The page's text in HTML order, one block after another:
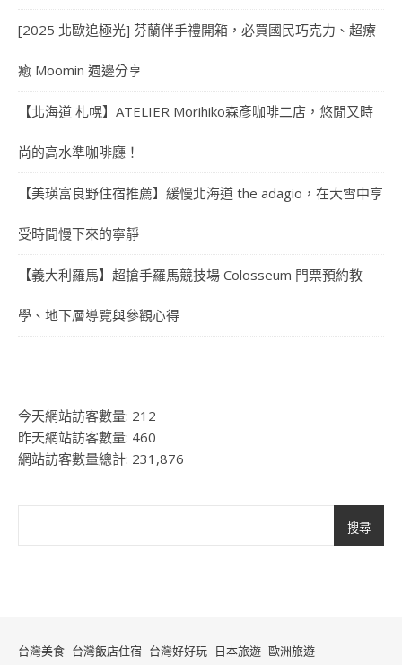
[2025 北歐追極光] 芬蘭伴手禮開箱，必買國民巧克力、超療
癒 Moomin 週邊分享
【北海道 札幌】ATELIER Morihiko森彥咖啡二店，悠閒又時
尚的高水準咖啡廳！
【美瑛富良野住宿推薦】緩慢北海道 the adagio，在大雪中享
受時間慢下來的寧靜
【義大利羅馬】超搶手羅馬競技場 Colosseum 門票預約教
學、地下層導覽與參觀心得
今天網站訪客數量: 212
昨天網站訪客數量: 460
網站訪客數量總計: 231,876
搜尋
台灣美食 台灣飯店住宿 台灣好好玩 日本旅遊 歐洲旅遊